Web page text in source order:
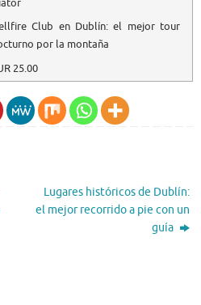
Club en Dublín: el mejor tour
por la montaña
25.00
Lugares históricos de Dublín:
el mejor recorrido a pie con un
guía